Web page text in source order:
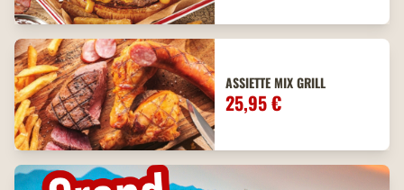
ASSIETTE MIX GRILL
25,95 €